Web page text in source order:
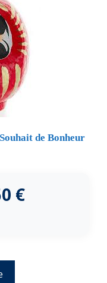
de Bonheur
€